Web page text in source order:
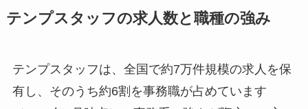
テンプスタッフの求人数と職種の強み
テンプスタッフは、全国で約7万件規模の求人を保
有し、そのうち約6割を事務職が占めています